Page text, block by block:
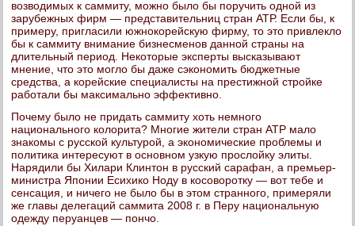
возводимых к саммиту, можно было бы поручить одной из
зарубежных фирм — представительниц стран АТР. Если бы, к
примеру, пригласили южнокорейскую фирму, то это привлекло
бы к саммиту внимание бизнесменов данной страны на
длительный период. Некоторые эксперты высказывают
мнение, что это могло бы даже сэкономить бюджетные
средства, а корейские специалисты на престижной стройке
работали бы максимально эффективно.
Почему было не придать саммиту хоть немного
национального колорита? Многие жители стран АТР мало
знакомы с русской культурой, а экономические проблемы и
политика интересуют в основном узкую прослойку элиты.
Нарядили бы Хилари Клинтон в русский сарафан, а премьер-
министра Японии Есихико Ноду в косоворотку — вот тебе и
сенсация, и ничего не было бы в этом странного, примеряли
же главы делегаций саммита 2008 г. в Перу национальную
одежду перуанцев — пончо.